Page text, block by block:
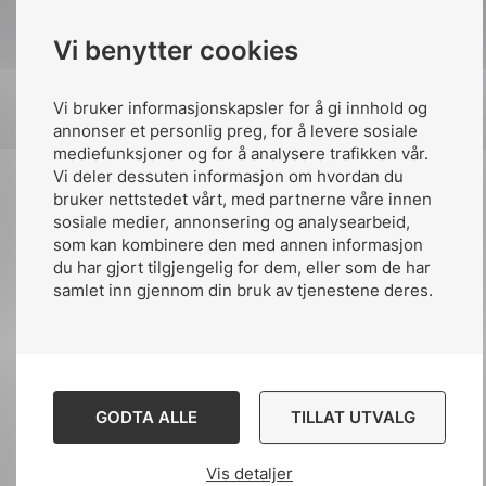
Vi benytter cookies
Vi bruker informasjonskapsler for å gi innhold og
annonser et personlig preg, for å levere sosiale
mediefunksjoner og for å analysere trafikken vår.
Vi deler dessuten informasjon om hvordan du
bruker nettstedet vårt, med partnerne våre innen
sosiale medier, annonsering og analysearbeid,
som kan kombinere den med annen informasjon
du har gjort tilgjengelig for dem, eller som de har
samlet inn gjennom din bruk av tjenestene deres.
GODTA ALLE TILLAT UTVALG
Vis detaljer
Electropedia
Over 2000 elektrotekniske termer er
Termene finnes både på bokmål og nynorsk.
Oversatte termer finnes innen områdene
jording, linjer, ledere, isolatorer, vernesystem/
beskyttelse, elektriske kabler samt